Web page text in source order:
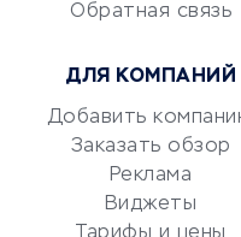
компании
компании
онлайн
Обратная связь
ДЛЯ КОМПАНИЙ
Добавить
Заказать обзор
Реклама
Виджеты